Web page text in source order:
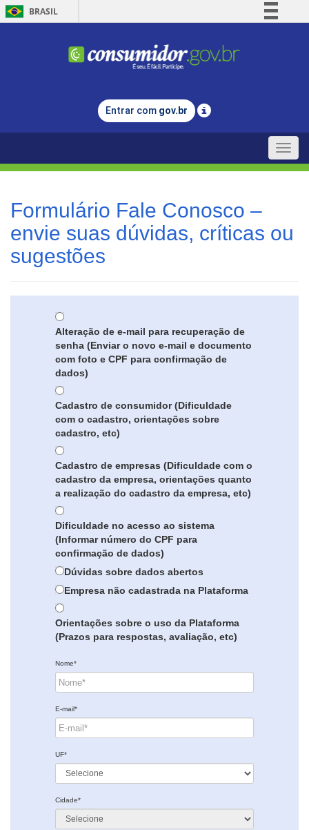
BRASIL
Comunica BR
Legislação
Entrar com gov.br
Toggle
Formulário Fale Conosco –
envie suas dúvidas, críticas ou
sugestões
Alteração de e-mail para recuperação de
senha (Enviar o novo e-mail e documento
com foto e CPF para confirmação de
dados)
Cadastro de consumidor (Dificuldade
com o cadastro, orientações sobre
cadastro, etc)
Cadastro de empresas (Dificuldade com o
cadastro da empresa, orientações quanto
a realização do cadastro da empresa, etc)
Dificuldade no acesso ao sistema
(Informar número do CPF para
confirmação de dados)
Dúvidas sobre dados abertos
Empresa não cadastrada na Plataforma
Orientações sobre o uso da Plataforma
(Prazos para respostas, avaliação, etc)
Nome*
E-mail*
UF*
Cidade*